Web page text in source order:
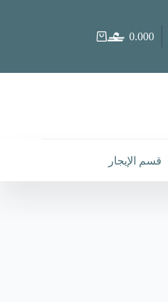
عربة
0.000
قسم الإيجار